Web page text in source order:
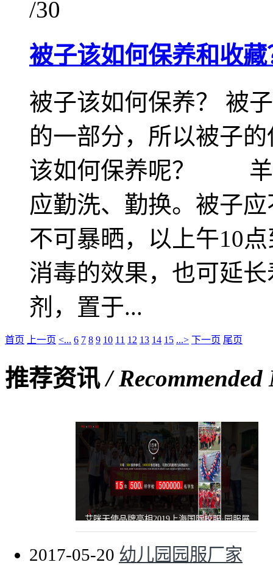
/30
被子该如何保养和收藏
被子该如何保养？ 被
的一部分，所以被子
该如何保养呢？ 羊
应勤洗、勤换。被子
不可暴晒，以上午10
消毒的效果，也可延
剂，置于...
首页 上一页 <... 6 7 8 9 10 11 12 13 14 15 ...> 下一页 尾页
推荐资讯/ Recommended
艾咪天使品牌亮相2019上海国际校服·园服展
2017-05-20 幼儿园园服厂家